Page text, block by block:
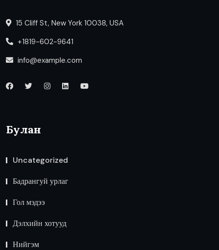
15 Cliff St, New York 10038, USA
+1819-602-9641
info@example.com
Булан
Uncategorized
Бадрангуй урлаг
Гол мэдээ
Дэлхийн хотууд
Нийгэм